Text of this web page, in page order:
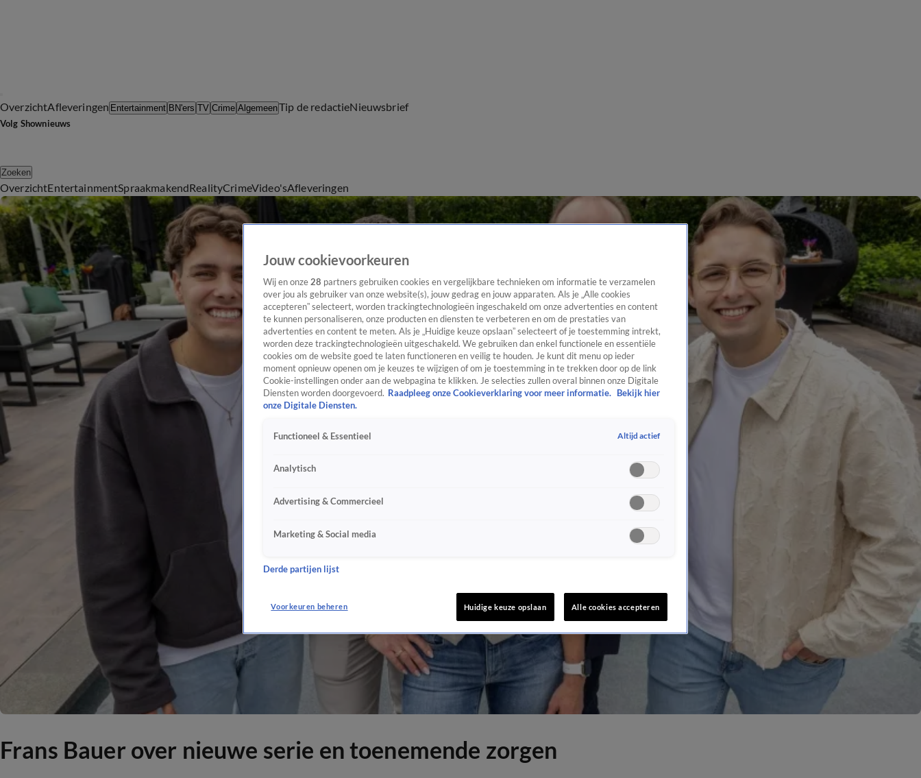
OverzichtAfleveringen Entertainment BN'ers TV Crime AlgemeenTip de redactieNieuwsbrief
Volg Shownieuws
Zoeken
OverzichtEntertainmentSpraakmakendRealityCrimeVideo'sAfleveringen
Frans Bauer over nieuwe serie en toenemende zorgen
Jouw cookievoorkeuren
Wij en onze 28 partners gebruiken cookies en vergelijkbare technieken om informatie te verzamelen
over jou als gebruiker van onze website(s), jouw gedrag en jouw apparaten. Als je „Alle cookies
accepteren” selecteert, worden trackingtechnologieën ingeschakeld om onze advertenties en content
te kunnen personaliseren, onze producten en diensten te verbeteren en om de prestaties van
advertenties en content te meten. Als je „Huidige keuze opslaan” selecteert of je toestemming intrekt,
worden deze trackingtechnologieën uitgeschakeld. We gebruiken dan enkel functionele en essentiële
cookies om de website goed te laten functioneren en veilig te houden. Je kunt dit menu op ieder
moment opnieuw openen om je keuzes te wijzigen of om je toestemming in te trekken door op de link
Cookie-instellingen onder aan de webpagina te klikken. Je selecties zullen overal binnen onze Digitale
Diensten worden doorgevoerd. Raadpleeg onze Cookieverklaring voor meer informatie.
Bekijk hier
onze Digitale Diensten.
Functioneel & Essentieel Altijd actief
Analytisch
Advertising & Commercieel
Marketing & Social media
Derde partijen lijst
Voorkeuren beheren Huidige keuze opslaan Alle cookies accepteren